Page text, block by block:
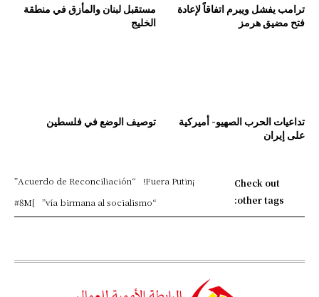
ترامب يفشل ويبرم اتفاقاً لإعادة
فتح مضيق هرمز
مستقبل لبنان والمأزق في منطقة
الخليج
تداعيات الحرب الصهيو- أميركية
على إيران
توصيف الوضع في فلسطين
Check out
other tags:
¡Fuera Putin!
“Acuerdo de Reconciliación”
“vía birmana al socialismo”
]
#8M